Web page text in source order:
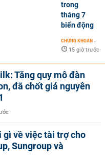
trong
tháng 7
biến động
CHỨNG KHOÁN -
15 giờ trước
Tăng quy mô đàn
đã chốt giá nguyên
gì về việc tài trợ cho
Sungroup và